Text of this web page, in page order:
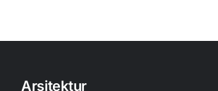
Arsitektur